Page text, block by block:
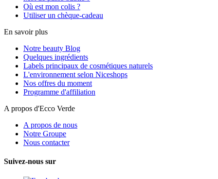
Où est mon colis ?
Utiliser un chèque-cadeau
En savoir plus
Notre beauty Blog
Quelques ingrédients
Labels principaux de cosmétiques naturels
L'environnement selon Niceshops
Nos offres du moment
Programme d'affiliation
A propos d'Ecco Verde
A propos de nous
Notre Groupe
Nous contacter
Suivez-nous sur